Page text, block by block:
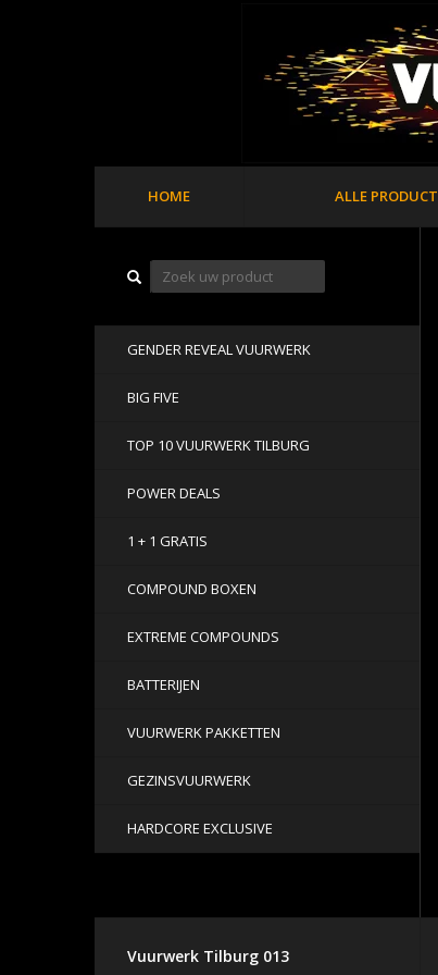
HOME ALLE
GENDER REVEAL VUURWERK
BIG FIVE
TOP 10 VUURWERK TILBURG
POWER DEALS
1 + 1 GRATIS
COMPOUND BOXEN
EXTREME COMPOUNDS
BATTERIJEN
VUURWERK PAKKETTEN
GEZINSVUURWERK
HARDCORE EXCLUSIVE
Vuurwerk Tilburg 013